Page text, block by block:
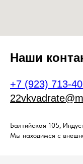
Наши
+7 (923) 713-
Балтийская 105,
Мы находимся с